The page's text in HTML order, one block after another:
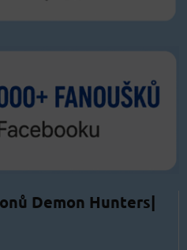
Demon Hunters|